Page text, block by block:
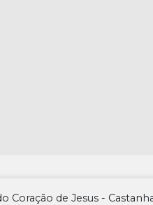
Coração de Jesus -